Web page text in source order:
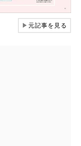
▶元記事を見る